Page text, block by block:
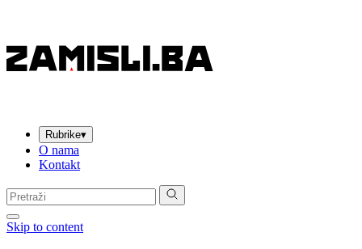
Rubrike▾
O nama
Kontakt
Pretraga:
Skip to content